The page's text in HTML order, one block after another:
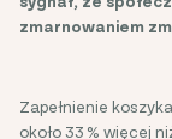
zmarnowaniem
Zapełnienie
około 33 % więcej